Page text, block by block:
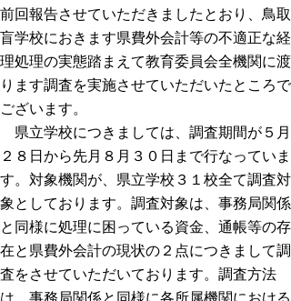
前回報告させていただきましたとおり、鳥取
盲学校におきます県費外会計等の不適正な経
理処理の実態踏まえて教育委員会全機関に渡
ります調査を実施させていただいたところで
ございます。
県立学校につきましては、調査期間が５月
２８日から先月８月３０日まで行なっていま
す。対象機関が、県立学校３１校全て調査対
象としております。調査対象は、事務局関係
と同様に処理に困っている資金、通帳等の存
在と県費外会計の現状の２点につきまして調
査をさせていただいております。調査方法
は、事務局関係と同様に各所属機関における